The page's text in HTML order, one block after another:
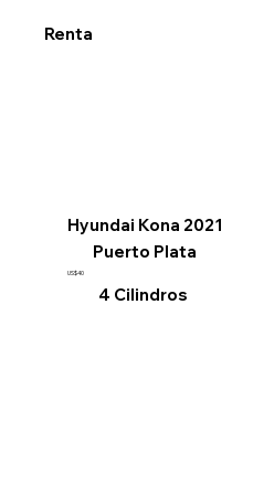
Renta
Hyundai Kona 2021
Puerto Plata
US$40
4 Cilindros